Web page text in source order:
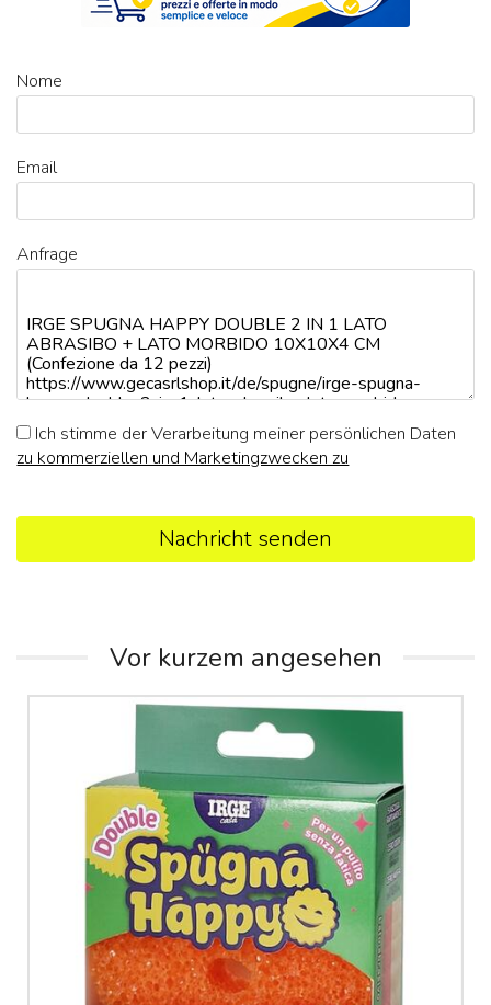
Nome
Email
Anfrage
Ich stimme der Verarbeitung meiner persönlichen Daten
zu kommerziellen und Marketingzwecken zu
Nachricht senden
Vor kurzem angesehen